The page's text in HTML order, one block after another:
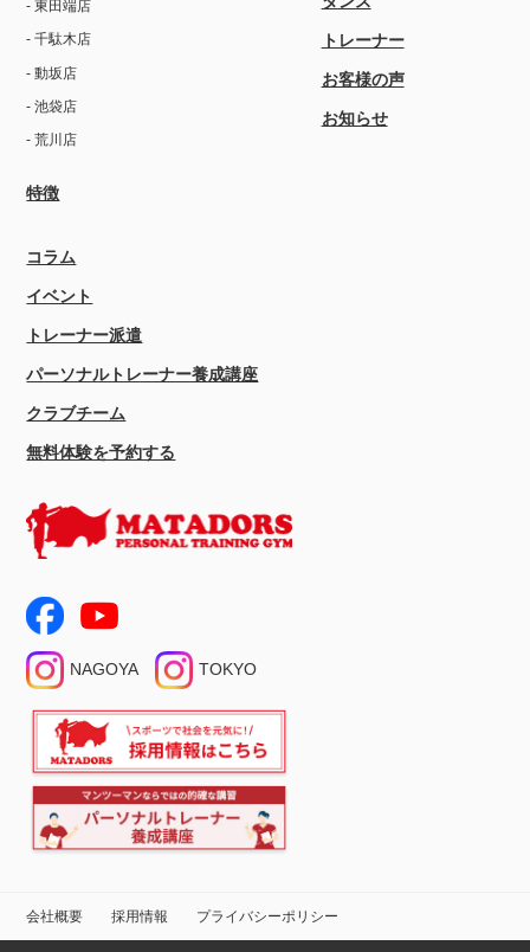
NAGOYA TOKYO
- 東田端店
- 千駄木店
- 動坂店
- 池袋店
- 荒川店
特徴
トレーナー
お客様の声
お知らせ
コラム
イベント
トレーナー派遣
パーソナルトレーナー養成講座
クラブチーム
無料体験を予約する
会社概要 採用情報 プライバシーポリシー